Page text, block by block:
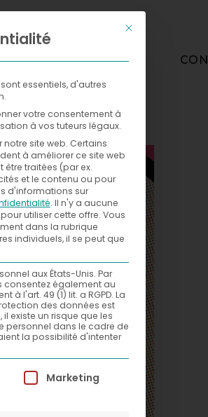
WHO
Ce bouton ferme
essentiels, d'autres
votre consentement à
à vos tuteurs légaux.
site web. Certains
à améliorer ce site web
être traitées (par ex.
et le contenu ou pour
d'informations sur
. Il n'y a aucune
utiliser cette offre. Vous
dans la rubrique
individuels, il se peut que
aux États-Unis. Par
consentez également au
l'art. 49 (1) lit. a RGPD. La
des données est
existe un risque que les
personnel dans le cadre de
la possibilité d'intenter
pour lesquels un
Marketing